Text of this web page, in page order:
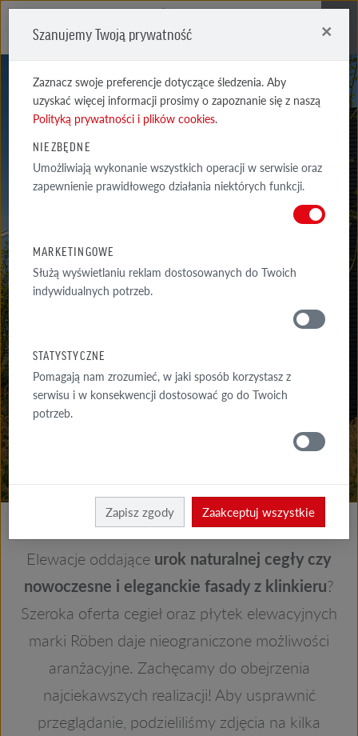
GALERIA
ELEWACJA
I ELEGANCKIE FASADY Z KLINKIERU? SZEROKA OFERTA CEGIEŁ
GALERIA
ELEWACJA
Elewacje oddające urok naturalnej cegły czy
nowoczesne i eleganckie fasady z klinkieru?
Szeroka oferta cegieł oraz płytek elewacyjnych
marki Röben daje nieograniczone możliwości
aranżacyjne. Zachęcamy do obejrzenia
najciekawszych realizacji! Aby usprawnić
przeglądanie, podzieliliśmy zdjęcia na kilka
Szanujemy Twoją prywatność ×
Zaznacz swoje preferencje dotyczące śledzenia. Aby
uzyskać więcej informacji prosimy o zapoznanie się z naszą
Polityką prywatności i plików cookies.
NIEZBĘDNE
Umożliwiają wykonanie wszystkich operacji w serwisie oraz
zapewnienie prawidłowego działania niektórych funkcji.
MARKETINGOWE
Służą wyświetlaniu reklam dostosowanych do Twoich
indywidualnych potrzeb.
STATYSTYCZNE
Pomagają nam zrozumieć, w jaki sposób korzystasz z
serwisu i w konsekwencji dostosować go do Twoich
potrzeb.
Zapisz zgody Zaakceptuj wszystkie